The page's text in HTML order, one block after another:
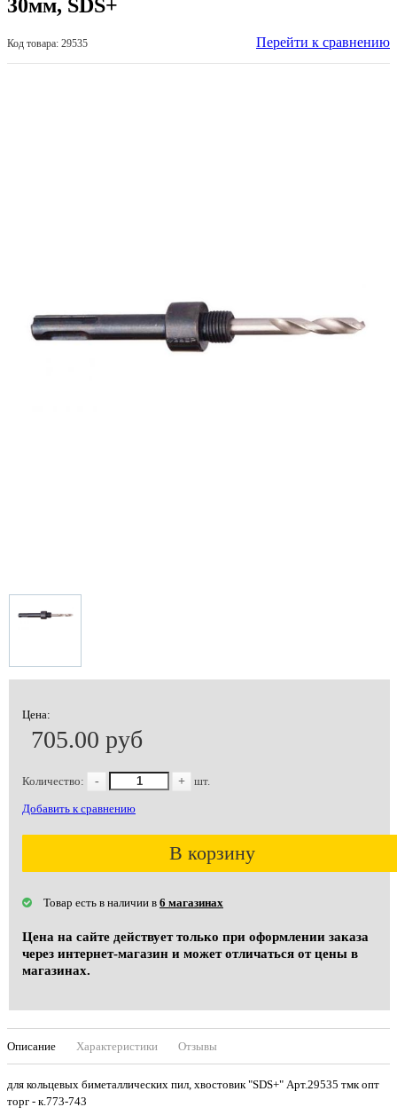
30мм, SDS+
Код товара: 29535 Перейти к сравнению
Цена:
705.00 руб
Количество: - + шт.
Добавить к сравнению
В корзину
Товар есть в наличии в 6 магазинах
Цена на сайте действует только при оформлении заказа
через интернет-магазин и может отличаться от цены в
магазинах.
Описание Характеристики Отзывы
для кольцевых биметаллических пил, хвостовик "SDS+" Арт.29535 тмк опт
торг - к.773-743